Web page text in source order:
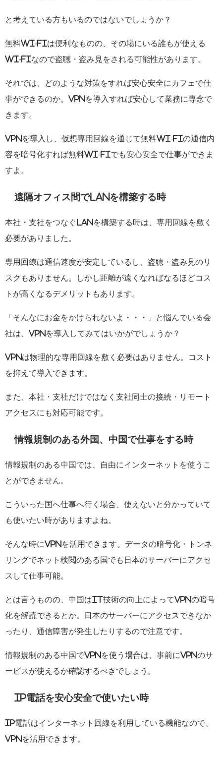
と考えている方もいるのではないでしょうか？
無料Wi-Fiは便利なものの、その場にいる誰もが使える
Wi-Fiなので盗聴・盗み見をされる可能性があります。
それでは、どのような対策をすれば安心安全にカフェで仕
事ができるのか。VPNを導入すれば安心して業務に専念で
きます。
VPNを導入し、仮想専用回線を通じて無料Wi-Fiの通信内
容を暗号化すれば無料Wi-Fiでも安心安全で仕事ができま
すよ。
遠隔オフィス間でLANを構築する時
本社・支社をつなぐLANを構築する時は、専用回線を敷く
必要がありました。
専用回線は通信速度が安定しているし、盗聴・盗み見のリ
スクもありません。しかし距離が遠くなればなるほどコス
トが高くなるデメリットもあります。
「そんなにお金をかけられないよ・・・」と悩んでいる会
社は、VPNを導入してみてはいかがでしょうか？
VPNは物理的な専用回線を敷く必要はありません。コスト
を抑えて導入できます。
また、本社・支社だけではなく支社同士の接続・リモート
アクセスにも対応可能です。
情報規制のある外国、中国で仕事をする時
情報規制のある中国では、自由にインターネットを使うこ
とができません。
こういった国へ仕事へ行く場合、使えないと分かっていて
も使いたい時がありますよね。
そんな時にVPNを活用できます。データの暗号化・トンネ
リングでネット検閲のある国でも日本のサーバーにアクセ
スして仕事可能。
とは言うものの、中国はIT技術の向上によってVPNの暗号
化を解読できるとか。日本のサーバーにアクセスできなか
ったり、通信障害が発生したりするので注意です。
情報規制のある中国でVPNを使う場合は、事前にVPNのサ
ービスが使えるか確認するべきでしょう。
IP電話を安心安全で使いたい時
IP電話はインターネット回線を利用している機能なので、
VPNを活用できます。